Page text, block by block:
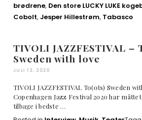
brødrene, Den store LUCKY LUKE
Cobolt, Jesper Hillestrøm, Tabasco
TIVOLI JAZZFESTIVAL –
Sweden with love
JULI 13, 2020
TIVOLI JAZZFESTIVAL To(ots) Sweden
Copenhagen Jazz Festival 2020 har
tilbage i bedste …